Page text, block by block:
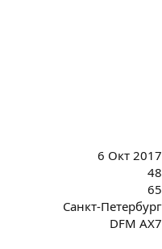
6 Окт 2017
48
65
Санкт-Петербург
DFM AX7